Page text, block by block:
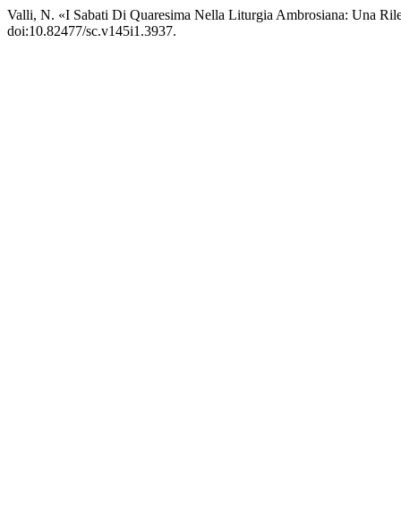
Valli, N. «I Sabati Di Quaresima Nella Liturgia Ambrosiana: Una
doi:10.82477/sc.v145i1.3937.